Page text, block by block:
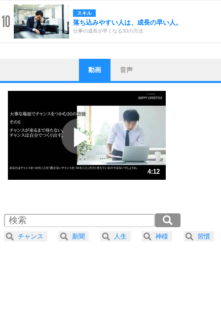
10 スキル
落ち込みやすい人は、成長の早い人。
仕事の成長が早くなる30の方法
1
ストレス対策
他人と比べない。
いっそのこと、他人を見ない。
いらいらしない人になる30の方法
プラス思考
ポジティブになれない原因は、行動しないから。
ポジティブ思考になる30の方法
ストレス対策
人生、なんとかなるもの。
気楽に生きる30の方法
4 器の大きい人は、怒りを優しさで表現する。
動画 音声
4:12
2.0倍速 （495KB 2分6秒）
2.5倍速 （396KB 1分41秒）
3.0倍速 （330KB 1分24秒）
チャンス 新聞 人生 神様 習慣